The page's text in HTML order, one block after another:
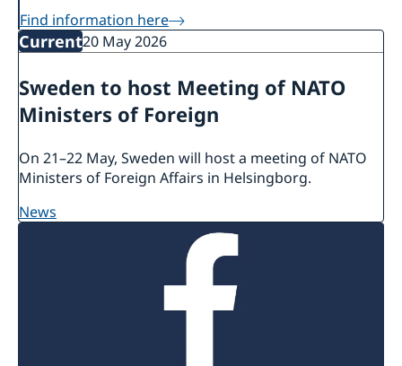
Find information here
Current20 May 2026
Sweden to host Meeting of NATO
Ministers of Foreign
On 21–22 May, Sweden will host a meeting of NATO
Ministers of Foreign Affairs in Helsingborg.
news